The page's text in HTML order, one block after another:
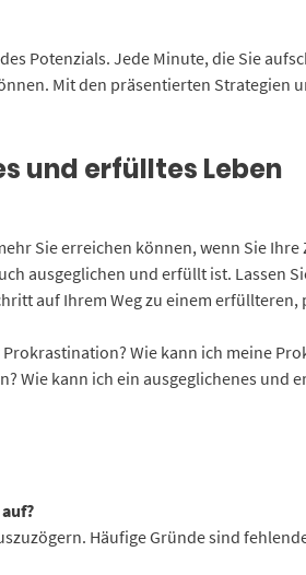
Potenzials. Jede Minute, die Sie
Mit den präsentierten Strategien
und erfülltes Leben
Sie erreichen können, wenn Sie
ausgeglichen und erfüllt ist. Lassen
auf Ihrem Weg zu einem
Prokrastination? Wie kann ich meine
Wie kann ich ein ausgeglichenes
Häufige Gründe sind